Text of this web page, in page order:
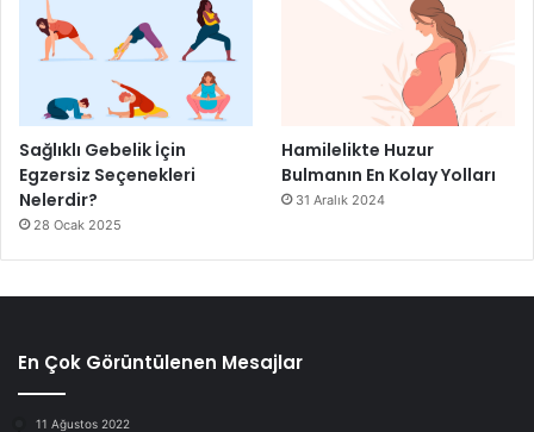
Sağlıklı Gebelik İçin
Egzersiz Seçenekleri
Nelerdir?
28 Ocak 2025
Hamilelikte Huzur
Bulmanın En Kolay Yolları
31 Aralık 2024
En Çok Görüntülenen Mesajlar
11 Ağustos 2022